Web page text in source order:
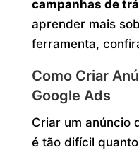
campanhas de
aprender mais
ferramenta,
Como Criar
Google Ads
Criar um anúncio
é tão difícil